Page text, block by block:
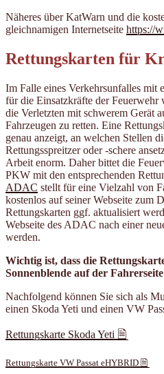
Näheres über KatWarn und die
gleichnamigen Internetseite https://
Rettungskarten für
Im Falle eines Verkehrsunfalles mit
für die Einsatzkräfte der
die Verletzten mit schwerem Gerät
Fahrzeugen zu retten. Eine
genau anzeigt, an welchen Stellen
Rettungsspreitzer oder -schere
Arbeit enorm. Daher bittet die
PKW mit den entsprechenden
ADAC stellt für eine Vielzahl von
kostenlos auf seiner Webseite zum
Rettungskarten ggf. aktualisiert
Webseite des ADAC nach einer
werden.
Wichtig ist, dass die
Sonnenblende auf der
Nachfolgend können Sie sich als
einen Skoda Yeti und einen VW
Rettungskarte Skoda Yeti
Rettungskarte VW Passat eHYBRID